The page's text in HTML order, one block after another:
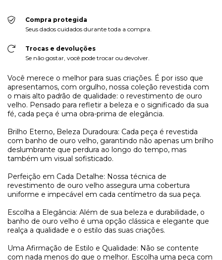
Compra protegida
Seus dados cuidados durante toda a compra.
Trocas e devoluções
Se não gostar, você pode trocar ou devolver.
Você merece o melhor para suas criações. É por isso que
apresentamos, com orgulho, nossa coleção revestida com
o mais alto padrão de qualidade: o revestimento de ouro
velho. Pensado para refletir a beleza e o significado da sua
fé, cada peça é uma obra-prima de elegância.
Brilho Eterno, Beleza Duradoura: Cada peça é revestida
com banho de ouro velho, garantindo não apenas um brilho
deslumbrante que perdura ao longo do tempo, mas
também um visual sofisticado.
Perfeição em Cada Detalhe: Nossa técnica de
revestimento de ouro velho assegura uma cobertura
uniforme e impecável em cada centímetro da sua peça.
Escolha a Elegância: Além de sua beleza e durabilidade, o
banho de ouro velho é uma opção clássica e elegante que
realça a qualidade e o estilo das suas criações.
Uma Afirmação de Estilo e Qualidade: Não se contente
com nada menos do que o melhor. Escolha uma peça com